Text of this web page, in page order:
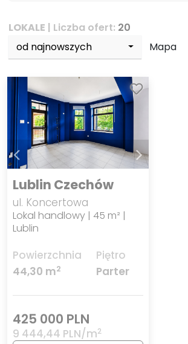
LOKALE | Liczba ofert: 20
od najnowszych
Mapa
Lublin Czechów
ul. Koncertowa
Lokal handlowy | 45 m² |
Lublin
Powierzchnia
44,30 m2
Piętro
Parter
425 000 PLN
9 444,44 PLN/m2